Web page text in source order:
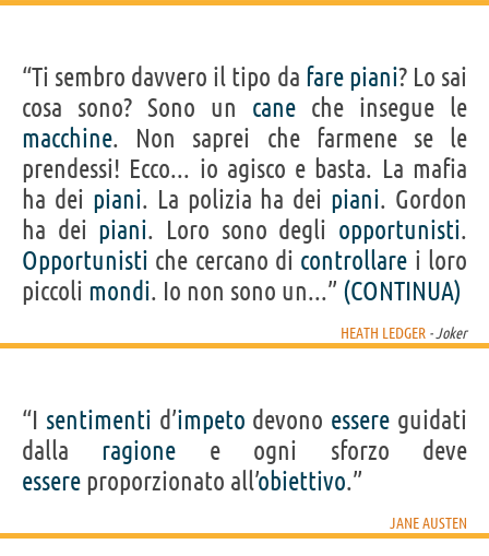
“Ti sembro davvero il tipo da fare piani? Lo sai
cosa sono? Sono un cane che insegue le
macchine. Non saprei che farmene se le
prendessi! Ecco... io agisco e basta. La mafia
ha dei piani. La polizia ha dei piani. Gordon
ha dei piani. Loro sono degli opportunisti.
Opportunisti che cercano di controllare i loro
piccoli mondi. Io non sono un...” (CONTINUA)
HEATH LEDGER - Joker
“I sentimenti d’impeto devono essere guidati
dalla ragione e ogni sforzo deve
essere proporzionato all’obiettivo.”
JANE AUSTEN